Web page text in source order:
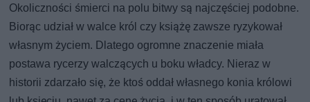
Okoliczności śmierci na polu bitwy są najczęściej podobne.
Biorąc udział w walce król czy książę zawsze ryzykował
własnym życiem. Dlatego ogromne znaczenie miała
postawa rycerzy walczących u boku władcy. Nieraz w
historii zdarzało się, że ktoś oddał własnego konia królowi